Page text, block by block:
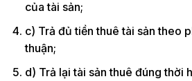
của tài sản;
c) Trả đủ tiền thuê tài sản theo
thuận;
d) Trả lại tài sản thuê đúng thời